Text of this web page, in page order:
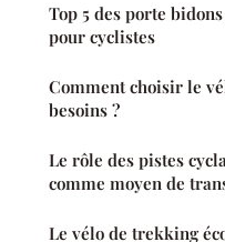
Top 5 des porte
pour cyclistes
Comment choisir le
besoins ?
Le rôle des pistes
comme moyen de
Le vélo de trekking